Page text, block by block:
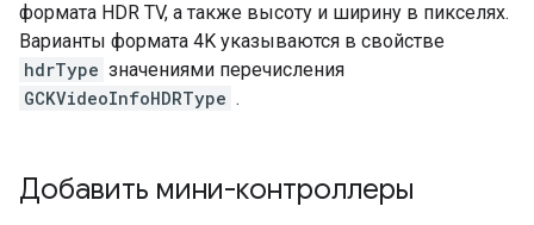
формата HDR TV, а также высоту и ширину в пикселях.
Варианты формата 4K указываются в свойстве
hdrType значениями перечисления
GCKVideoInfoHDRType .
Добавить мини-контроллеры